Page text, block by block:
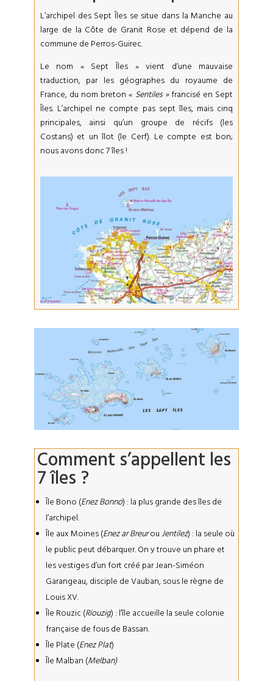
L’archipel des Sept Îles se situe dans la Manche au
large de la Côte de Granit Rose et dépend de la
commune de Perros-Guirec.
Le nom « Sept Îles » vient d’une mauvaise
traduction, par les géographes du royaume de
France, du nom breton « Sentiles »francisé en Sept
Îles. L’archipel ne compte pas sept îles, mais cinq
principales, ainsi qu’un groupe de récifs (les
Costans) et un îlot (le Cerf). Le compte est bon;
nous avons donc 7 îles !
Comment s’appellent les
7 îles ?
Île Bono (Enez Bonno) : la plus grande des îles de
l’archipel.
Île aux Moines (Enez ar BreurouJentilez) : la seule où
le public peut débarquer. On y trouve un phare et
les vestiges d’un fort créé par Jean-Siméon
Garangeau, disciple de Vauban, sous le règne de
Louis XV.
Île Rouzic (Riouzig) : l’île accueille la seule colonie
française de fous de Bassan.
Île Plate (Enez Plat)
Île Malban (Melban)